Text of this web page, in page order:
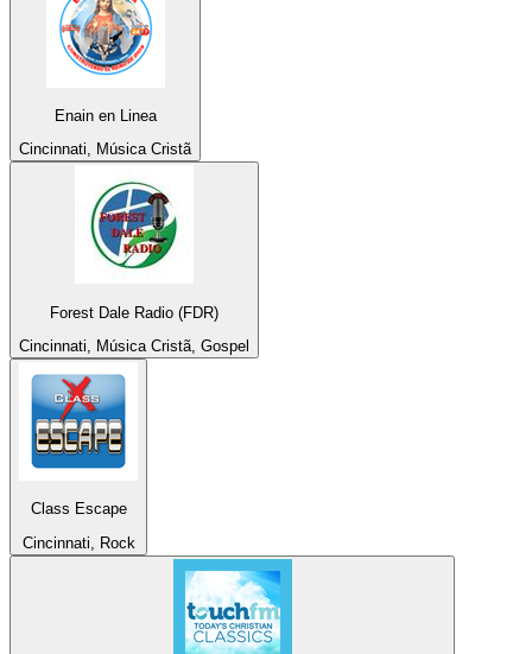
Enain en Linea
Cincinnati, Música Cristã
Forest Dale Radio (FDR)
Cincinnati, Música Cristã, Gospel
Class Escape
Cincinnati, Rock